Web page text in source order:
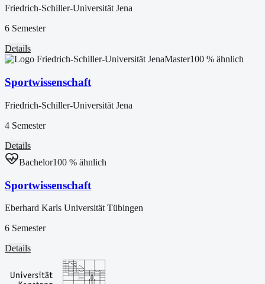
Friedrich-Schiller-Universität Jena
6 Semester
Details
Master100 % ähnlich
Sportwissenschaft
Friedrich-Schiller-Universität Jena
4 Semester
Details
Bachelor100 % ähnlich
Sportwissenschaft
Eberhard Karls Universität Tübingen
6 Semester
Details